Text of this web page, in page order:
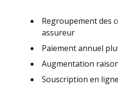
Regroupement des
assureur
Paiement annuel
Augmentation
Souscription en